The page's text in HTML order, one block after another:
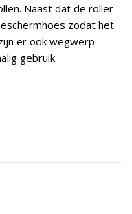
Naast dat de roller
zodat het
er ook wegwerp
gebruik.